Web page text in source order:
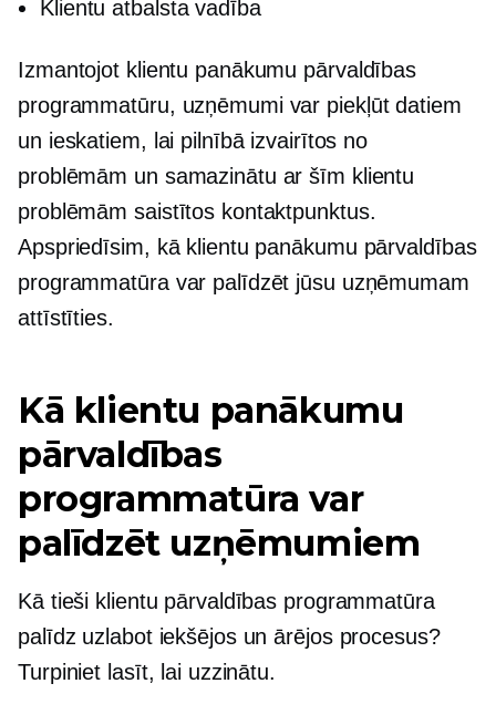
Klientu atbalsta vadība
Izmantojot klientu panākumu pārvaldības
programmatūru, uzņēmumi var piekļūt datiem
un ieskatiem, lai pilnībā izvairītos no
problēmām un samazinātu ar šīm klientu
problēmām saistītos kontaktpunktus.
Apspriedīsim, kā klientu panākumu pārvaldības
programmatūra var palīdzēt jūsu uzņēmumam
attīstīties.
Kā klientu panākumu
pārvaldības
programmatūra var
palīdzēt uzņēmumiem
Kā tieši klientu pārvaldības programmatūra
palīdz uzlabot iekšējos un ārējos procesus?
Turpiniet lasīt, lai uzzinātu.